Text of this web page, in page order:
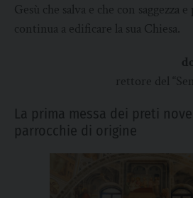
Gesù che salva e che con saggezza e
continua a edificare la sua Chiesa.
rettore del
La prima messa dei preti
parrocchie di origine